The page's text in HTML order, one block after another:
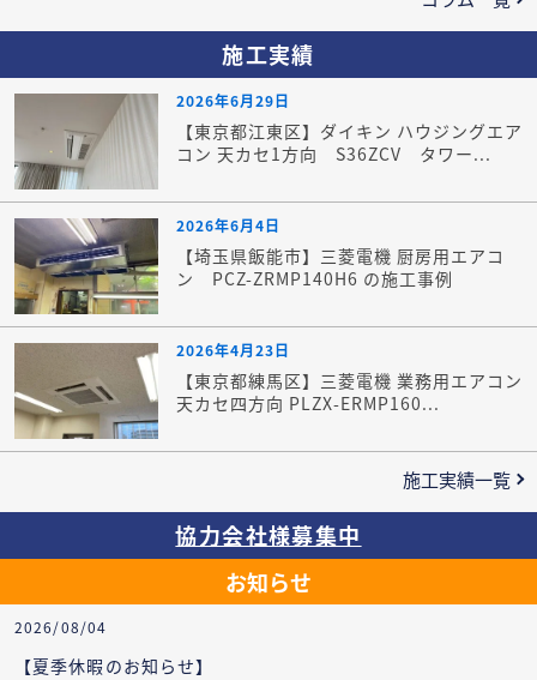
施工実績
2026年6月29日
【東京都江東区】ダイキン ハウジングエア
コン 天カセ1方向 S36ZCV タワー...
2026年6月4日
【埼玉県飯能市】三菱電機 厨房用エアコ
ン PCZ-ZRMP140H6 の施工事例
2026年4月23日
【東京都練馬区】三菱電機 業務用エアコン
天カセ四方向 PLZX-ERMP160...
施工実績一覧
協力会社様募集中
お知らせ
2026/08/04
【夏季休暇のお知らせ】